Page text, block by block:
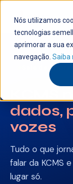
Nós utilizamos
tecnologias
aprimorar a sua
navegação. Saiba
Sala de
KCMS
dados,
vozes
Tudo o que
falar da KCMS
lugar só.